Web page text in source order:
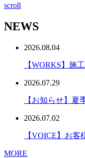
scroll
NEWS
2026.08.04
【WORKS】施
2026.07.29
【お知らせ】夏
2026.07.02
【VOICE】お
MORE